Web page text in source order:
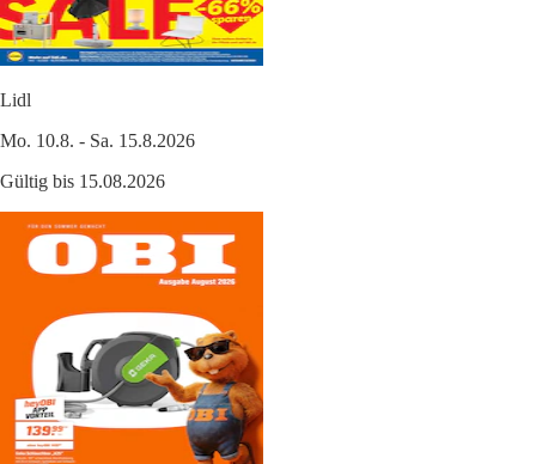
Lidl
Mo. 10.8. - Sa. 15.8.2026
Gültig bis 15.08.2026